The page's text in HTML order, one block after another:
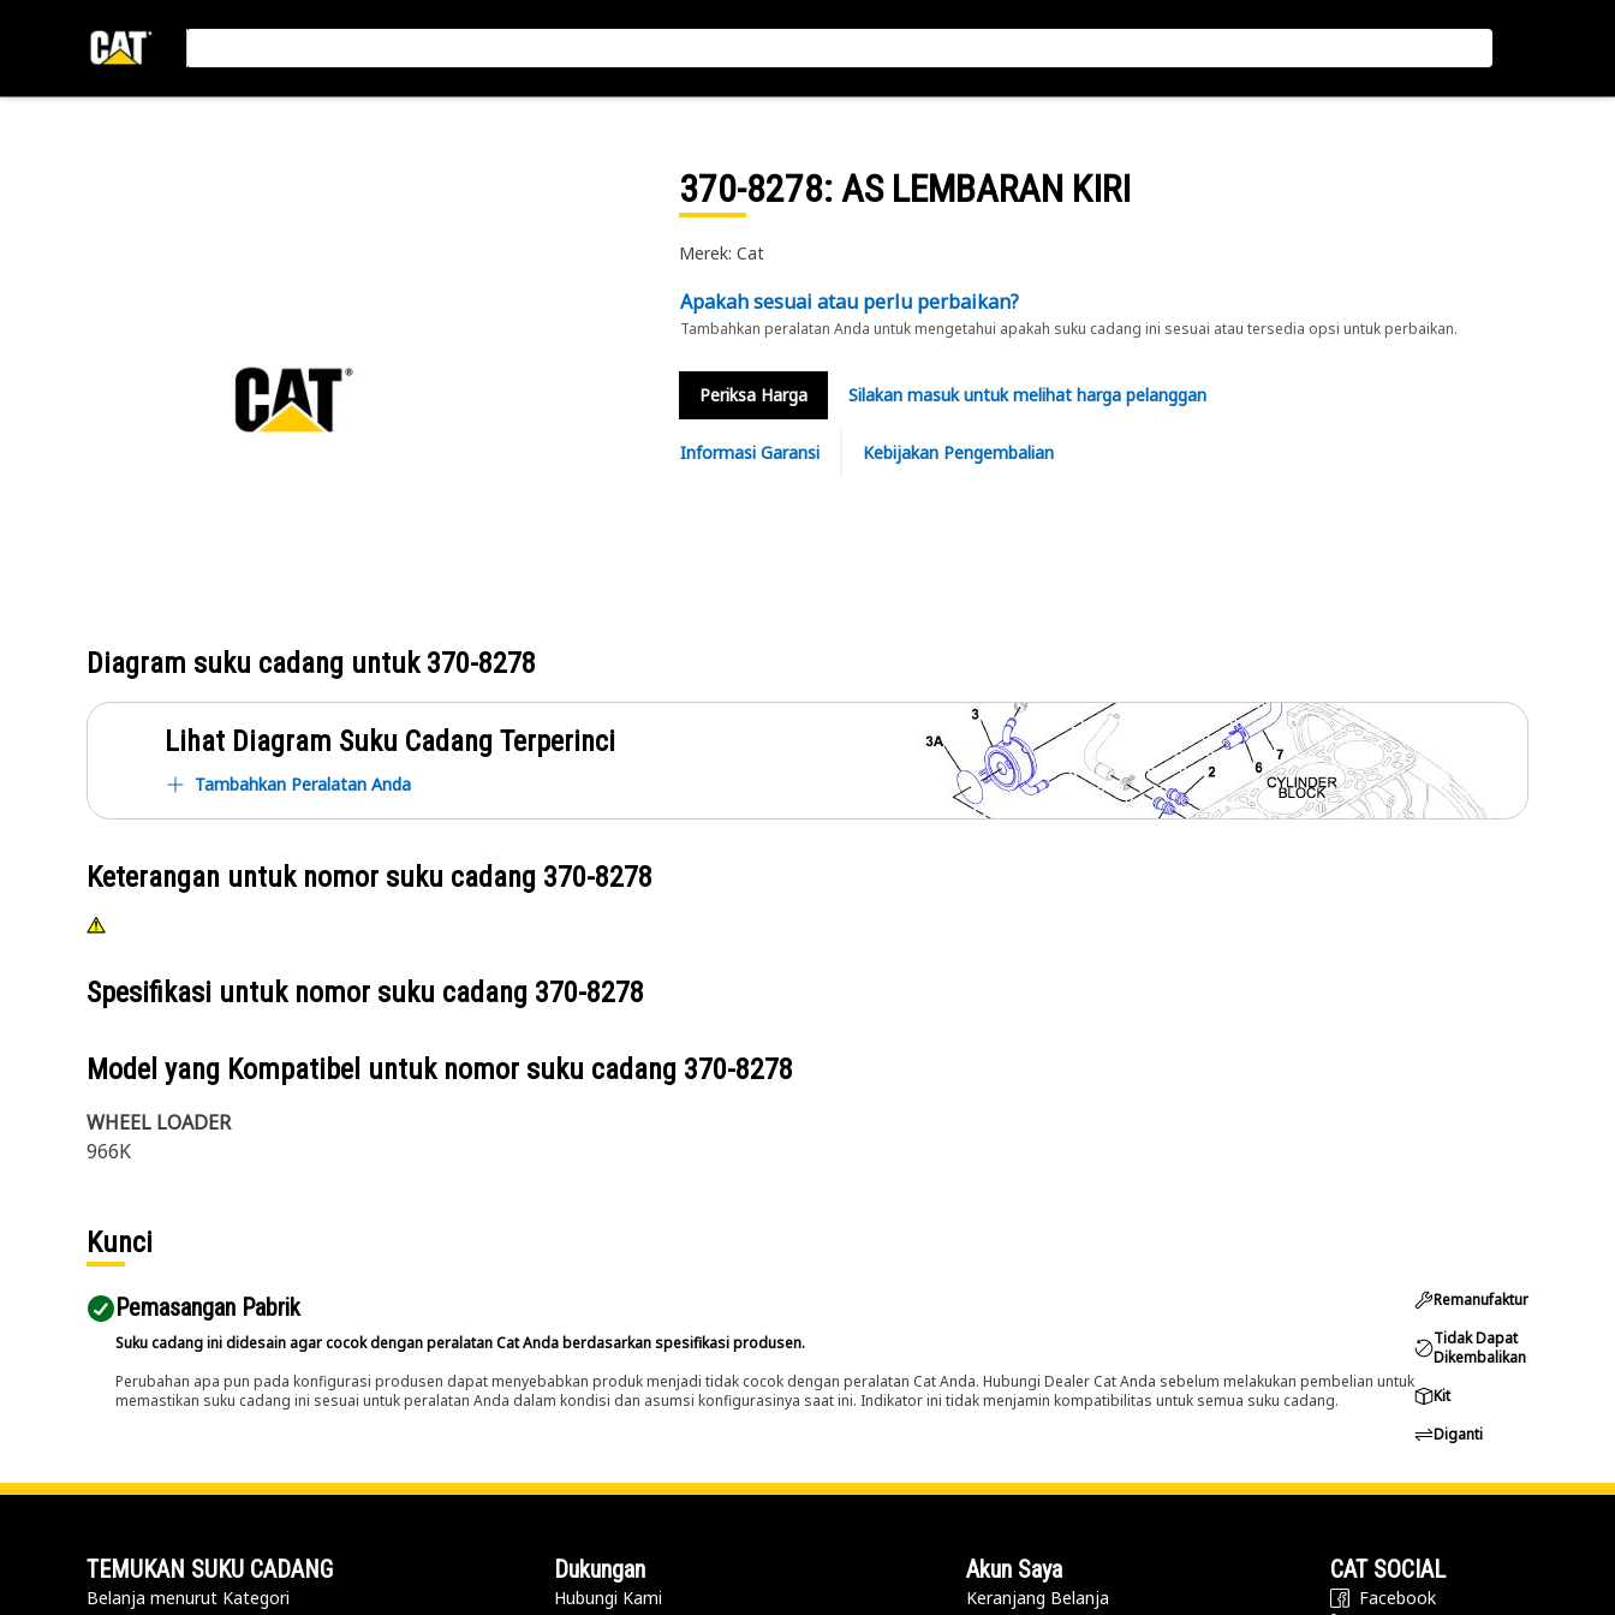
370-8278: AS LEMBARAN KIRI
Merek: Cat
Apakah sesuai atau perlu perbaikan?
Tambahkan peralatan Anda untuk mengetahui apakah suku cadang ini sesuai atau tersedia opsi untuk perbaikan.
Periksa Harga Silakan masuk untuk melihat harga pelanggan
Informasi Garansi Kebijakan Pengembalian
Diagram suku cadang untuk370-8278
Lihat Diagram Suku Cadang Terperinci
Tambahkan Peralatan Anda
Keterangan untuk nomor suku cadang 370-8278
Spesifikasi untuk nomor suku cadang 370-8278
Model yang Kompatibel untuk nomor suku cadang 370-8278
WHEEL LOADER
966K
Kunci
Pemasangan Pabrik
Suku cadang ini didesain agar cocok dengan peralatan Cat Anda berdasarkan spesifikasi produsen.
Perubahan apa pun pada konfigurasi produsen dapat menyebabkan produk menjadi tidak cocok dengan peralatan Cat Anda. Hubungi Dealer Cat Anda sebelum melakukan pembelian untuk
memastikan suku cadang ini sesuai untuk peralatan Anda dalam kondisi dan asumsi konfigurasinya saat ini. Indikator ini tidak menjamin kompatibilitas untuk semua suku cadang.
Remanufaktur
Tidak Dapat
Dikembalikan
Kit
Diganti
TEMUKAN SUKU CADANG
Belanja menurut Kategori
Dukungan
Hubungi Kami
Akun Saya
Keranjang Belanja
CAT SOCIAL
Facebook